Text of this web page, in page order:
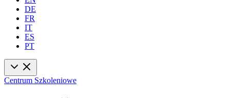
DE
FR
IT
ES
PT
Centrum Szkoleniowe